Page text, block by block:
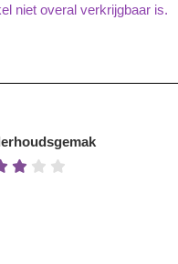
niet overal verkrijgbaar is.